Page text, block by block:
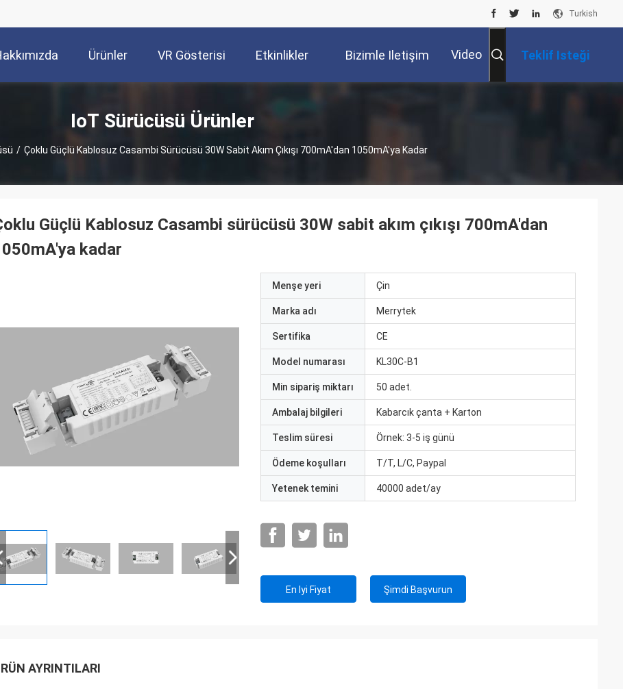
Turkish
Ürünler VR Gösterisi Etkinlikler Bizimle Iletişim Video Teklif Isteği
IoT Sürücüsü Ürünler
/ Çoklu Güçlü Kablosuz Casambi Sürücüsü 30W Sabit Akım Çıkışı 700mA'dan 1050mA'ya Kadar
Güçlü Kablosuz Casambi sürücüsü 30W sabit akım çıkışı 700mA'dan
kadar
Menşe yeri Çin
Marka adı Merrytek
Sertifika CE
Model numarası KL30C-B1
Min sipariş miktarı 50 adet.
Ambalaj bilgileri Kabarcık çanta + Karton
Teslim süresi Örnek: 3-5 iş günü
Ödeme koşulları T/T, L/C, Paypal
Yetenek temini 40000 adet/ay
En Iyi Fiyat Şimdi Başvurun
AYRINTILARI